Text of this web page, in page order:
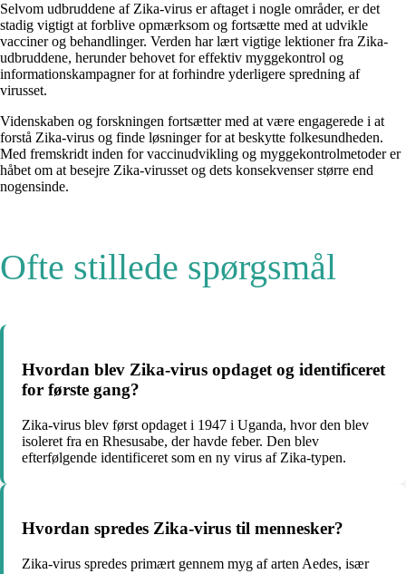
Selvom udbruddene af Zika-virus er aftaget i nogle områder, er det
stadig vigtigt at forblive opmærksom og fortsætte med at udvikle
vacciner og behandlinger. Verden har lært vigtige lektioner fra Zika-
udbruddene, herunder behovet for effektiv myggekontrol og
informationskampagner for at forhindre yderligere spredning af
virusset.
Videnskaben og forskningen fortsætter med at være engagerede i at
forstå Zika-virus og finde løsninger for at beskytte folkesundheden.
Med fremskridt inden for vaccinudvikling og myggekontrolmetoder er
håbet om at besejre Zika-virusset og dets konsekvenser større end
nogensinde.
Ofte stillede spørgsmål
Hvordan blev Zika-virus opdaget og identificeret
for første gang?
Zika-virus blev først opdaget i 1947 i Uganda, hvor den blev
isoleret fra en Rhesusabe, der havde feber. Den blev
efterfølgende identificeret som en ny virus af Zika-typen.
Hvordan spredes Zika-virus til mennesker?
Zika-virus spredes primært gennem myg af arten Aedes, især